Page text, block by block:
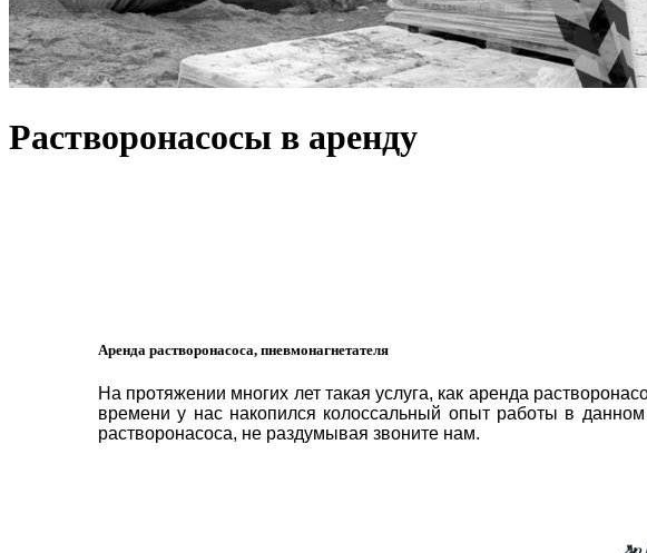
Растворонасосы в аренду
Аренда растворонасоса, пневмонагнетателя
На протяжении многих лет такая услуга, как аренда
времени у нас накопился колоссальный опыт работы в
растворонасоса, не раздумывая звоните нам.